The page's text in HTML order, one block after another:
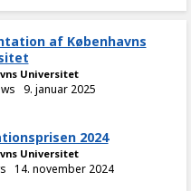
af Københavns
Universitet
9. januar 2025
2024
Universitet
14. november 2024